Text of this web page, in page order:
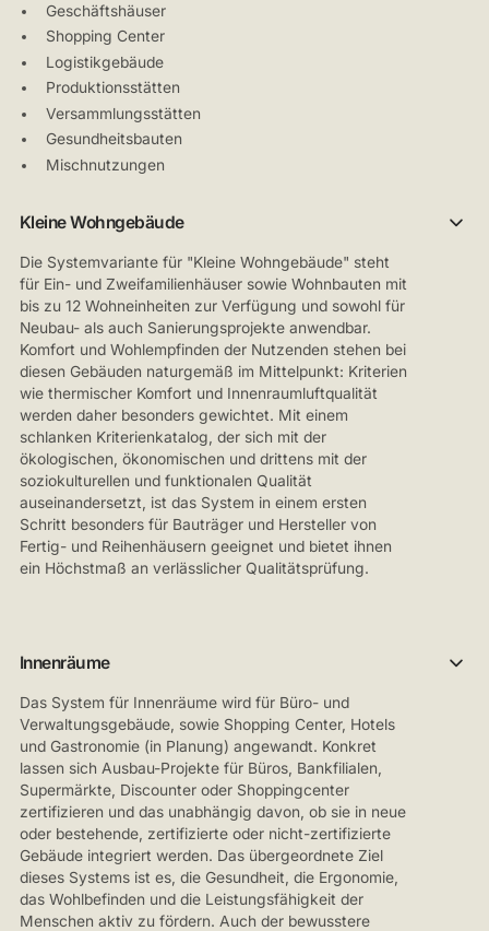
Geschäftshäuser
Shopping Center
Logistikgebäude
Produktionsstätten
Versammlungsstätten
Gesundheitsbauten
Mischnutzungen
Kleine Wohngebäude
Die Systemvariante für "Kleine Wohngebäude" steht
für Ein- und Zweifamilienhäuser sowie Wohnbauten mit
bis zu 12 Wohneinheiten zur Verfügung und sowohl für
Neubau- als auch Sanierungsprojekte anwendbar.
Komfort und Wohlempfinden der Nutzenden stehen bei
diesen Gebäuden naturgemäß im Mittelpunkt: Kriterien
wie thermischer Komfort und Innenraumluftqualität
werden daher besonders gewichtet. Mit einem
schlanken Kriterienkatalog, der sich mit der
ökologischen, ökonomischen und drittens mit der
soziokulturellen und funktionalen Qualität
auseinandersetzt, ist das System in einem ersten
Schritt besonders für Bauträger und Hersteller von
Fertig- und Reihenhäusern geeignet und bietet ihnen
ein Höchstmaß an verlässlicher Qualitätsprüfung.
Innenräume
Das System für Innenräume wird für Büro- und
Verwaltungsgebäude, sowie Shopping Center, Hotels
und Gastronomie (in Planung) angewandt. Konkret
lassen sich Ausbau-Projekte für Büros, Bankfilialen,
Supermärkte, Discounter oder Shoppingcenter
zertifizieren und das unabhängig davon, ob sie in neue
oder bestehende, zertifizierte oder nicht-zertifizierte
Gebäude integriert werden. Das übergeordnete Ziel
dieses Systems ist es, die Gesundheit, die Ergonomie,
das Wohlbefinden und die Leistungsfähigkeit der
Menschen aktiv zu fördern. Auch der bewusstere